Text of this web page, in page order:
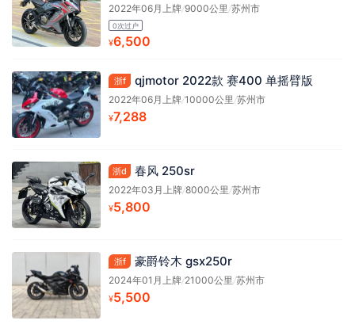
2022年06月上牌/9000公里/苏州市
0次过户
¥6,500
浙f qjmotor 2022款 赛400 单摇臂版
2022年06月上牌/10000公里/苏州市
¥7,288
浙d 春风 250sr
2022年03月上牌/8000公里/苏州市
¥5,800
浙f 豪爵铃木 gsx250r
2024年01月上牌/21000公里/苏州市
¥5,500